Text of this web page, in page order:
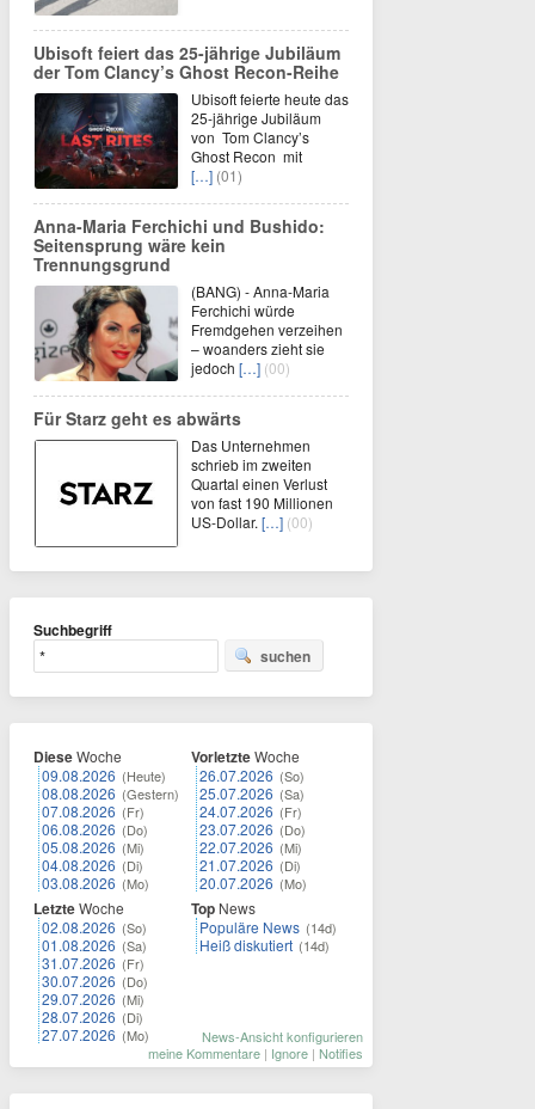
Ubisoft feiert das 25-jährige Jubiläum
der Tom Clancy’s Ghost Recon-Reihe
Ubisoft feierte heute das
25-jährige Jubiläum
von Tom Clancy’s
Ghost Recon mit
[…] (01)
Anna-Maria Ferchichi und Bushido:
Seitensprung wäre kein
Trennungsgrund
(BANG) - Anna-Maria
Ferchichi würde
Fremdgehen verzeihen
– woanders zieht sie
jedoch […] (00)
Für Starz geht es abwärts
Das Unternehmen
schrieb im zweiten
Quartal einen Verlust
von fast 190 Millionen
US-Dollar. […] (00)
Suchbegriff
suchen
DieseWoche
09.08.2026 (Heute)
08.08.2026 (Gestern)
07.08.2026 (Fr)
06.08.2026 (Do)
05.08.2026 (Mi)
04.08.2026 (Di)
03.08.2026 (Mo)
LetzteWoche
02.08.2026 (So)
01.08.2026 (Sa)
31.07.2026 (Fr)
30.07.2026 (Do)
29.07.2026 (Mi)
28.07.2026 (Di)
27.07.2026 (Mo)
VorletzteWoche
26.07.2026 (So)
25.07.2026 (Sa)
24.07.2026 (Fr)
23.07.2026 (Do)
22.07.2026 (Mi)
21.07.2026 (Di)
20.07.2026 (Mo)
Top News
Populäre News (14d)
Heiß diskutiert (14d)
News-Ansicht konfigurieren
meine Kommentare | Ignore | Notifies